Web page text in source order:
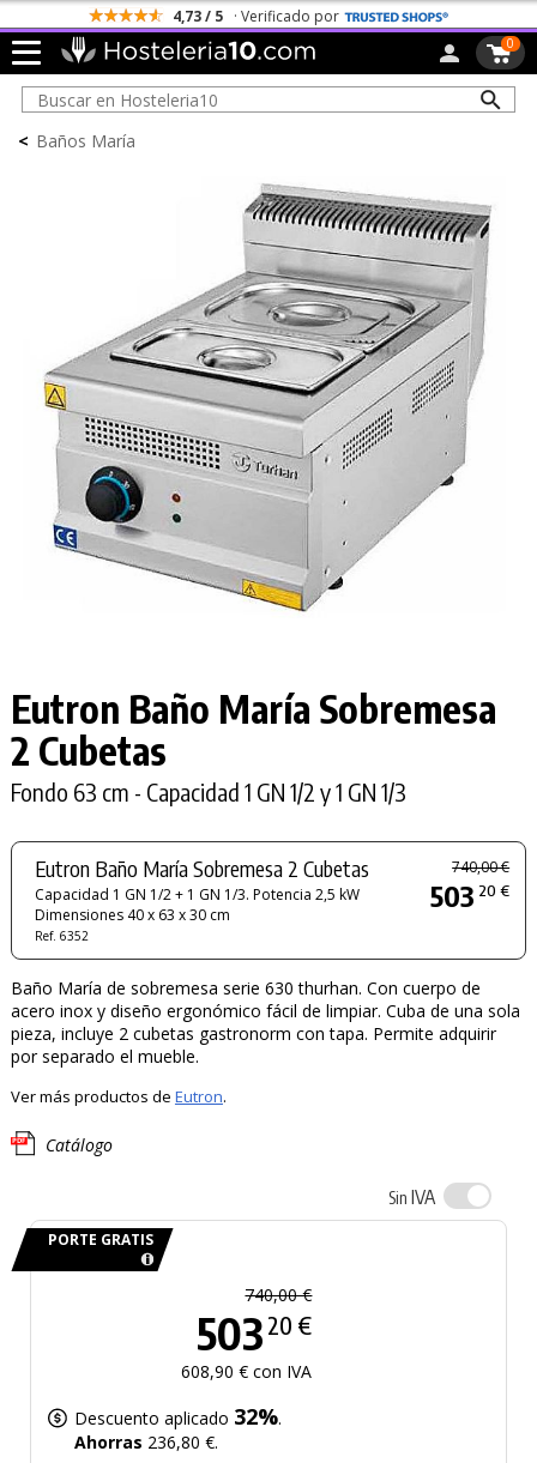
4,73 / 5 · Verificado por
0
< Baños María
Eutron Baño María Sobremesa
2 Cubetas
Fondo 63 cm - Capacidad 1 GN 1/2 y 1 GN 1/3
Eutron Baño María Sobremesa 2 Cubetas
Capacidad 1 GN 1/2 + 1 GN 1/3. Potencia 2,5 kW
Dimensiones 40 x 63 x 30 cm
Ref. 6352
740,00 €
503 20 €
Baño María de sobremesa serie 630 thurhan. Con cuerpo de
acero inox y diseño ergonómico fácil de limpiar. Cuba de una sola
pieza, incluye 2 cubetas gastronorm con tapa. Permite adquirir
por separado el mueble.
Ver más productos de Eutron.
Catálogo
Sin IVA
PORTE GRATIS
740,00 €
503 20 €
608,90 € con IVA
Descuento aplicado 32%.
Ahorras 236,80 €.